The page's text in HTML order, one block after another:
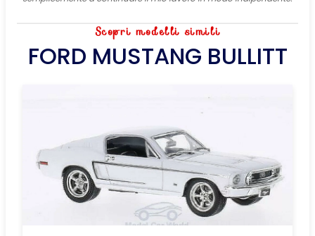
Scopri modelli simili
FORD MUSTANG BULLITT